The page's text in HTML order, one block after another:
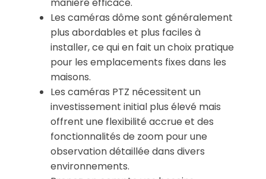
Les caméras dôme sont généralement
plus abordables et plus faciles à
installer, ce qui en fait un choix pratique
pour les emplacements fixes dans les
maisons.
Les caméras PTZ nécessitent un
investissement initial plus élevé mais
offrent une flexibilité accrue et des
fonctionnalités de zoom pour une
observation détaillée dans divers
environnements.